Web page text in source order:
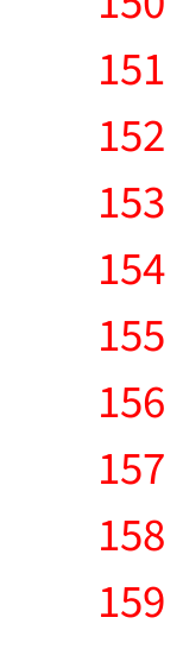
151
152
153
154
155
156
157
158
159